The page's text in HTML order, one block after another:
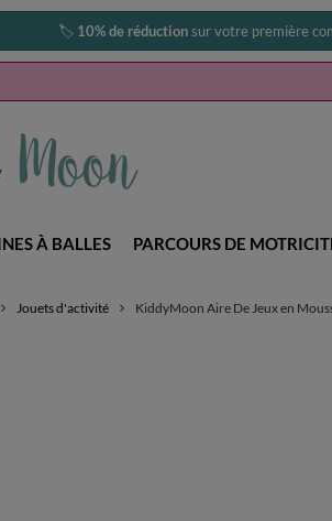
🏷️ 10% de réductionsur votre première
À BALLES PARCOURS DE
Jouets d'activité KiddyMoon Aire De Jeux en